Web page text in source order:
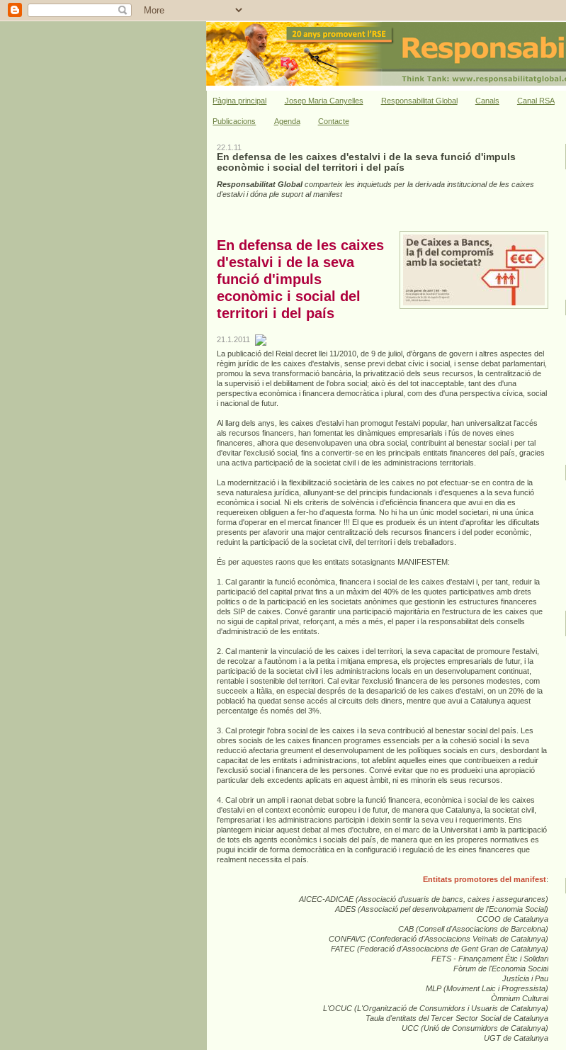
Pàgina principal Josep Maria Canyelles Responsabilitat Global Canals Canal RSA
Publicacions Agenda Contacte
22.1.11
En defensa de les caixes d'estalvi i de la seva funció d'impuls
econòmic i social del territori i del país
Responsabilitat Globalcomparteix les inquietuds per la derivada institucional de les caixes
d'estalvi i dóna ple suport al manifest
En defensa de les caixes
d'estalvi i de la seva
funció d'impuls
econòmic i social del
territori i del país
21.1.2011
La publicació del Reial decret llei 11/2010, de 9 de juliol, d'òrgans de govern i altres aspectes del
règim jurídic de les caixes d'estalvis, sense previ debat cívic i social, i sense debat parlamentari,
promou la seva transformació bancària, la privatització dels seus recursos, la centralització de
la supervisió i el debilitament de l'obra social; això és del tot inacceptable, tant des d'una
perspectiva econòmica i financera democràtica i plural, com des d'una perspectiva cívica, social
i nacional de futur.
Al llarg dels anys, les caixes d'estalvi han promogut l'estalvi popular, han universalitzat l'accés
als recursos financers, han fomentat les dinàmiques empresarials i l'ús de noves eines
financeres, alhora que desenvolupaven una obra social, contribuint al benestar social i per tal
d'evitar l'exclusió social, fins a convertir-se en les principals entitats financeres del país, gracies
una activa participació de la societat civil i de les administracions territorials.
La modernització i la flexibilització societària de les caixes no pot efectuar-se en contra de la
seva naturalesa jurídica, allunyant-se del principis fundacionals i d'esquenes a la seva funció
econòmica i social. Ni els criteris de solvència i d'eficiència financera que avui en dia es
requereixen obliguen a fer-ho d'aquesta forma. No hi ha un únic model societari, ni una única
forma d'operar en el mercat financer !!! El que es produeix és un intent d'aprofitar les dificultats
presents per afavorir una major centralització dels recursos financers i del poder econòmic,
reduint la participació de la societat civil, del territori i dels treballadors.
És per aquestes raons que les entitats sotasignants MANIFESTEM:
1. Cal garantir la funció econòmica, financera i social de les caixes d'estalvi i, per tant, reduir la
participació del capital privat fins a un màxim del 40% de les quotes participatives amb drets
politics o de la participació en les societats anònimes que gestionin les estructures financeres
dels SIP de caixes. Convé garantir una participació majoritària en l'estructura de les caixes que
no sigui de capital privat, reforçant, a més a més, el paper i la responsabilitat dels consells
d'administració de les entitats.
2. Cal mantenir la vinculació de les caixes i del territori, la seva capacitat de promoure l'estalvi,
de recolzar a l'autònom i a la petita i mitjana empresa, els projectes empresarials de futur, i la
participació de la societat civil i les administracions locals en un desenvolupament continuat,
rentable i sostenible del territori. Cal evitar l'exclusió financera de les persones modestes, com
succeeix a Itàlia, en especial després de la desaparició de les caixes d'estalvi, on un 20% de la
població ha quedat sense accés al circuits dels diners, mentre que avui a Catalunya aquest
percentatge és només del 3%.
3. Cal protegir l'obra social de les caixes i la seva contribució al benestar social del país. Les
obres socials de les caixes financen programes essencials per a la cohesió social i la seva
reducció afectaria greument el desenvolupament de les polítiques socials en curs, desbordant la
capacitat de les entitats i administracions, tot afeblint aquelles eines que contribueixen a reduir
l'exclusió social i financera de les persones. Convé evitar que no es produeixi una apropiació
particular dels excedents aplicats en aquest àmbit, ni es minorin els seus recursos.
4. Cal obrir un ampli i raonat debat sobre la funció financera, econòmica i social de les caixes
d'estalvi en el context econòmic europeu i de futur, de manera que Catalunya, la societat civil,
l'empresariat i les administracions participin i deixin sentir la seva veu i requeriments. Ens
plantegem iniciar aquest debat al mes d'octubre, en el marc de la Universitat i amb la participació
de tots els agents econòmics i socials del país, de manera que en les properes normatives es
pugui incidir de forma democràtica en la configuració i regulació de les eines financeres que
realment necessita el país.
Entitats promotores del manifest:
AICEC-ADICAE (Associació d'usuaris de bancs, caixes i assegurances)
ADES (Associació pel desenvolupament de l'Economia Social)
CCOO de Catalunya
CAB (Consell d'Associacions de Barcelona)
CONFAVC (Confederació d'Associacions Veïnals de Catalunya)
FATEC (Federació d'Associacions de Gent Gran de Catalunya)
FETS - Finançament Ètic i Solidari
Fòrum de l'Economia Social
Justícia i Pau
MLP (Moviment Laic i Progressista)
Òmnium Cultural
L'OCUC (L'Organització de Consumidors i Usuaris de Catalunya)
Taula d'entitats del Tercer Sector Social de Catalunya
UCC (Unió de Consumidors de Catalunya)
UGT de Catalunya